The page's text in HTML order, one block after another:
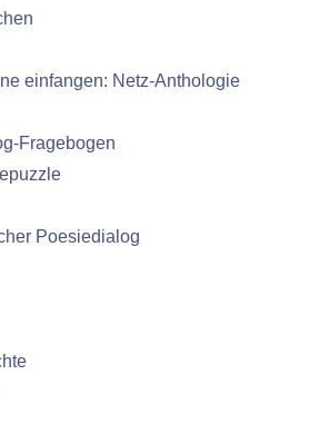
einfangen: Netz-Anthologie
Fragebogen
Poesiedialog